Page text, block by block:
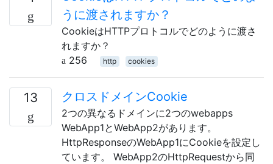
うに渡されますか？
CookieはHTTPプロトコルでどのように渡さ
れますか？
256
http cookies
13 クロスドメインCookie
2つの異なるドメインに2つのwebapps
WebApp1とWebApp2があります。
HttpResponseのWebApp1にCookieを設定し
ています。 WebApp2のHttpRequestから同